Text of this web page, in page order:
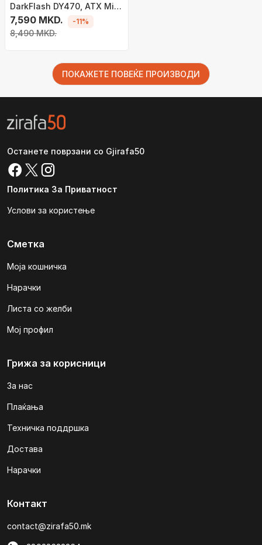
DarkFlash DY470, ATX Mid
Tower, 4 гејминг
вентилатори, црно
7,590 MKD.
8,490 MKD.
-11%
ПОКАЖЕТЕ ПОВЕЌЕ ПРОИЗВОДИ
Останете поврзани со Gjirafa50
Политика За Приватност
Услови за користење
Сметка
Моја кошничка
Нарачки
Листа со желби
Мој профил
Грижа за корисници
За нас
Плаќања
Техничка поддршка
Достава
Нарачки
Контакт
contact@zirafa50.mk